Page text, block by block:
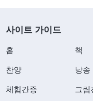
신을 뭐라 꾸짖지도
예요. 충분히 이득을
것이 패괴된 인류의
사이트 가이드
홈 책
찬양 낭송
체험간증 그림